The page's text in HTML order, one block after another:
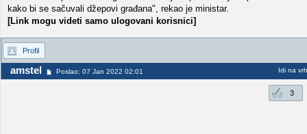
kako bi se sačuvali džepovi građana", rekao je ministar.
[Link mogu videti samo ulogovani korisnici]
Profil
amstel Poslao: 07 Jan 2022 02:01 Idi na vrh
3